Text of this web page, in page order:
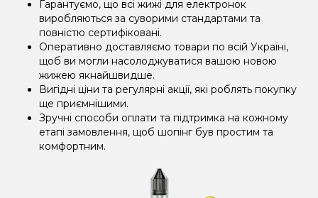
Гарантуємо, що всі жижі для електронок
виробляються за суворими стандартами та
повністю сертифіковані.
Оперативно доставляємо товари по всій Україні,
щоб ви могли насолоджуватися вашою новою
жижею якнайшвидше.
Вигідні ціни та регулярні акції, які роблять покупку
ще приємнішими.
Зручні способи оплати та підтримка на кожному
етапі замовлення, щоб шопінг був простим та
комфортним.